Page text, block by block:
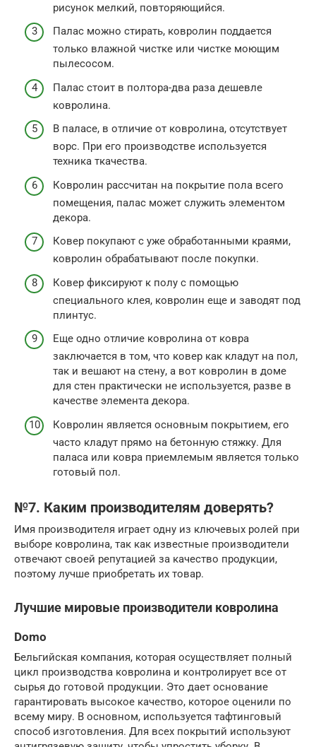
рисунок мелкий, повторяющийся.
Палас можно стирать, ковролин поддается
только влажной чистке или чистке моющим
пылесосом.
Палас стоит в полтора-два раза дешевле
ковролина.
В паласе, в отличие от ковролина, отсутствует
ворс. При его производстве используется
техника ткачества.
Ковролин рассчитан на покрытие пола всего
помещения, палас может служить элементом
декора.
Ковер покупают с уже обработанными краями,
ковролин обрабатывают после покупки.
Ковер фиксируют к полу с помощью
специального клея, ковролин еще и заводят под
плинтус.
Еще одно отличие ковролина от ковра
заключается в том, что ковер как кладут на пол,
так и вешают на стену, а вот ковролин в доме
для стен практически не используется, разве в
качестве элемента декора.
Ковролин является основным покрытием, его
часто кладут прямо на бетонную стяжку. Для
паласа или ковра приемлемым является только
готовый пол.
№7. Каким производителям доверять?
Имя производителя играет одну из ключевых ролей при
выборе ковролина, так как известные производители
отвечают своей репутацией за качество продукции,
поэтому лучше приобретать их товар.
Лучшие мировые производители ковролина
Domo
Бельгийская компания, которая осуществляет полный
цикл производства ковролина и контролирует все от
сырья до готовой продукции. Это дает основание
гарантировать высокое качество, которое оценили по
всему миру. В основном, используется тафтинговый
способ изготовления. Для всех покрытий используют